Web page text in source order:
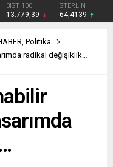
BIST 100
13.779,39
STERLİN
64,4139
, Politika
radikal değişiklik…